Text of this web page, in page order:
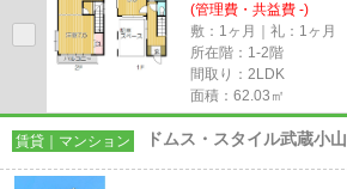
(管理費・共益費 -)
敷：1ヶ月｜礼：1ヶ月
所在階：1-2階
間取り：2LDK
面積：62.03㎡
賃貸｜マンション ドムス・スタイル武蔵小山